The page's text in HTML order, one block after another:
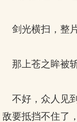
剑光横扫，整
那上苍之眸被
不好，众人见
敌要抵挡不住了